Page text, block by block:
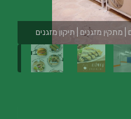
| מתקין מזגנים | תיקון מזגנים